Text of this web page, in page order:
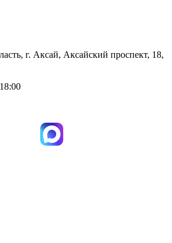
г. Аксай, Аксайский проспект, 18,